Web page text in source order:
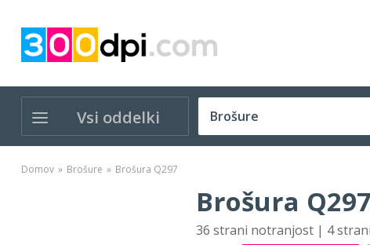
Vsi oddelki
Domov Brošure Brošura Q297
Brošura
36 strani notranjost | 4